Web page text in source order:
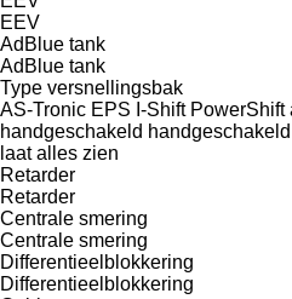
EEV
AdBlue tank
AdBlue tank
Type versnellingsbak
AS-Tronic EPS I-Shift PowerShift
handgeschakeld handgeschakeld
laat alles zien
Retarder
Retarder
Centrale smering
Centrale smering
Differentieelblokkering
Differentieelblokkering